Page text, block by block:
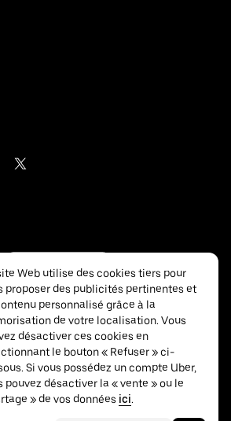
Inc.
Web utilise des cookies tiers pour
proposer des publicités pertinentes et
personnalisé grâce à la
de votre localisation. Vous
désactiver ces cookies en
le bouton « Refuser » ci-
Si vous possédez un compte Uber,
pouvez désactiver la « vente » ou le
» de vos données ici.